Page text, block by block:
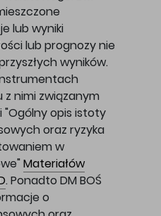
lub wyniki
lub prognozy nie
wyników.
nimi związanym
"Ogólny opis istoty
oraz ryzyka
w
Materiałów
. Ponadto DM BOŚ
o